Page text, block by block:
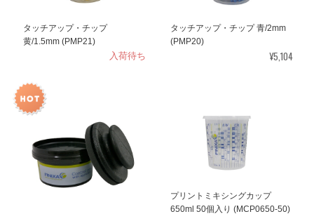
タッチアップ・チップ
黄/1.5mm (PMP21)
入荷待ち
タッチアップ・チップ 青/2mm
(PMP20)
¥5,104
プリントミキシングカップ
650ml 50個入り (MCP0650-50)